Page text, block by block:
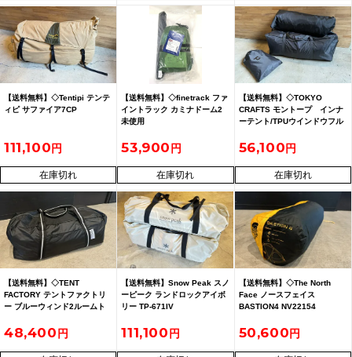
【送料無料】◇Tentipi テンテ
ィピ サファイア7CP
111,100
在庫切れ
【送料無料】◇finetrack ファ
イントラック カミナドーム2
未使用
53,900
在庫切れ
【送料無料】◇TOKYO
CRAFTS モントープ インナ
ーテント/TPUウインドウフル
56,100
在庫切れ
【送料無料】◇TENT
FACTORY テントファクトリ
ー ブルーウィンド2ルームト
フUV(トンネル2ルームテント
48,400
【送料無料】Snow Peak スノ
ーピーク ランドロックアイボ
リー TP-671IV
111,100
【送料無料】◇The North
Face ノースフェイス
BASTION4 NV22154
50,600